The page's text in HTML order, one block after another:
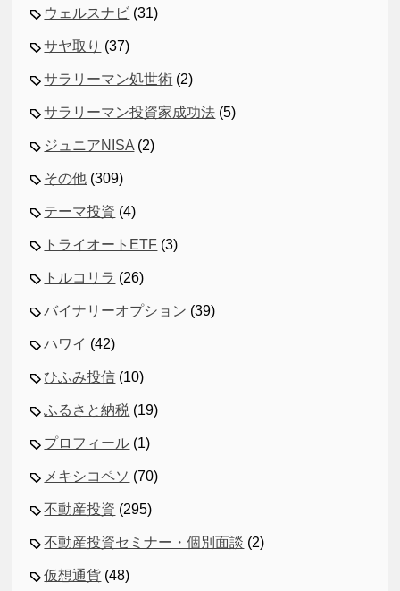
ウェルスナビ (31)
サヤ取り (37)
サラリーマン処世術 (2)
サラリーマン投資家成功法 (5)
ジュニアNISA (2)
その他 (309)
テーマ投資 (4)
トライオートETF (3)
トルコリラ (26)
バイナリーオプション (39)
ハワイ (42)
ひふみ投信 (10)
ふるさと納税 (19)
プロフィール (1)
メキシコペソ (70)
不動産投資 (295)
不動産投資セミナー・個別面談 (2)
仮想通貨 (48)